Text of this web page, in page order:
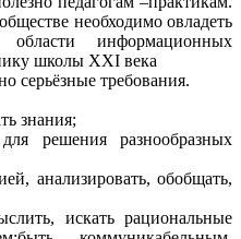
необходимо овладеть
информационных
школы XXI века
серьёзные требования.
знания;
решения разнообразных
анализировать, обобщать,
искать рациональные